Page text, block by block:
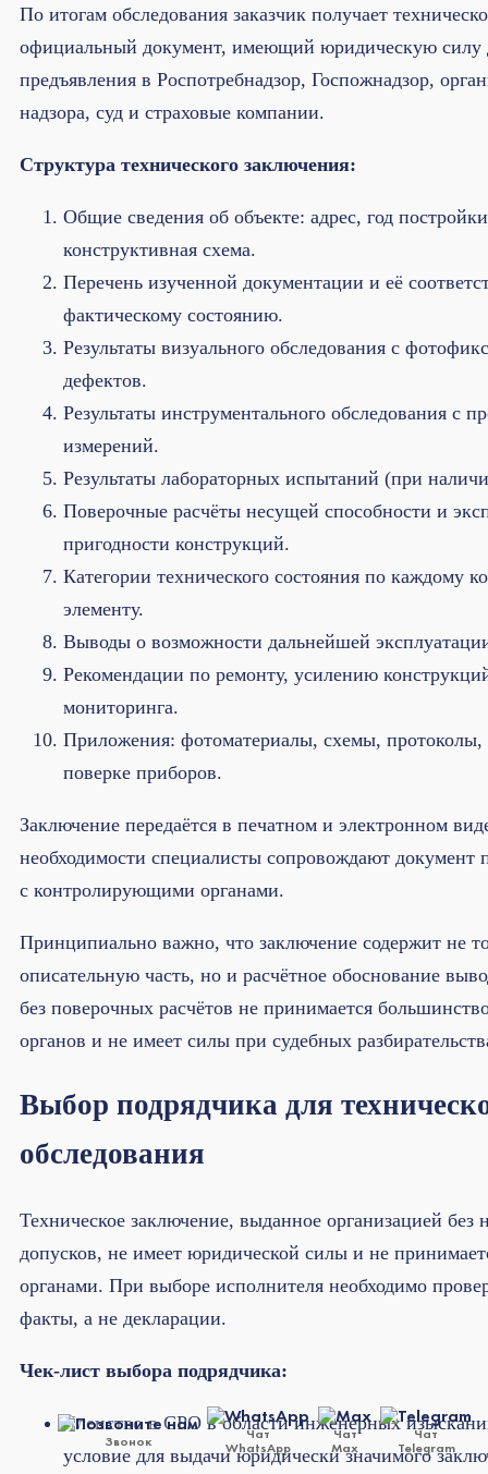
По итогам обследования заказчик получает
официальный документ, имеющий юридическую силу
предъявления в Роспотребнадзор, Госпожнадзор,
надзора, суд и страховые компании.
Структура технического заключения:
Общие сведения об объекте: адрес, год
конструктивная схема.
Перечень изученной документации и её
фактическому состоянию.
Результаты визуального обследования с
дефектов.
Результаты инструментального обследования с
измерений.
Результаты лабораторных испытаний (при
Поверочные расчёты несущей способности и
пригодности конструкций.
Категории технического состояния по каждому
элементу.
Выводы о возможности дальнейшей
Рекомендации по ремонту, усилению
мониторинга.
Приложения: фотоматериалы, схемы, протоколы,
поверке приборов.
Заключение передаётся в печатном и электронном
необходимости специалисты сопровождают документ
с контролирующими органами.
Принципиально важно, что заключение содержит не
описательную часть, но и расчётное обоснование
без поверочных расчётов не принимается
органов и не имеет силы при судебных
Выбор подрядчика для
обследования
Техническое заключение, выданное организацией без
допусков, не имеет юридической силы и не
органами. При выборе исполнителя необходимо
факты, а не декларации.
Чек-лист выбора подрядчика:
Членство в СРО в области инженерных
условие для выдачи юридически значимого
Звонок
Чат
WhatsApp
Чат
Max
Чат
Telegram